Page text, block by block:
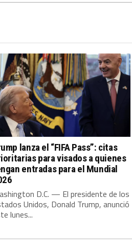
lanza el “FIFA Pass”: citas
para visados a quienes
entradas para el Mundial
D.C. — El presidente de los
Unidos, Donald Trump, anunció
lunes...